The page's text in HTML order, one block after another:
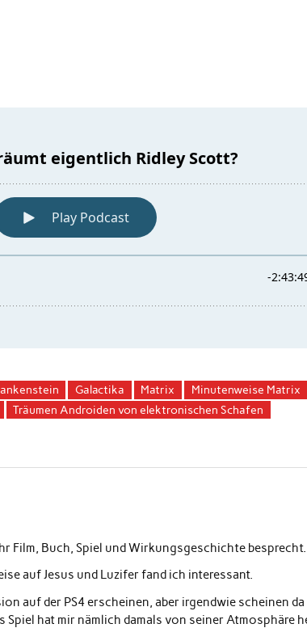
Galactika Matrix
Minutenweise Matrix
Träumen Androiden von elektronischen Schafen
Film, Buch, Spiel und Wirkungsgeschichte besprecht.
auf Jesus und Luzifer fand ich interessant.
auf der PS4 erscheinen, aber irgendwie scheinen da
hat mir nämlich damals von seiner Atmosphäre